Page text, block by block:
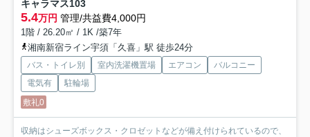
キャラマス103
5.4万円 管理/共益費4,000円
1階 / 26.20㎡ / 1K /築7年
湘南新宿ライン宇須「久喜」駅 徒歩24分
バス・トイレ別 室内洗濯機置場 エアコン
バルコニー
電気有
駐輪場
敷礼0
収納はシューズボックス・クロゼットなどが備え付けられているので、